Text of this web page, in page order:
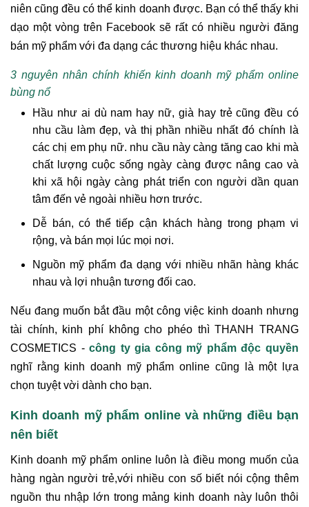
niên cũng đều có thể kinh doanh được. Bạn có thể thấy khi
dạo một vòng trên Facebook sẽ rất có nhiều người đăng
bán mỹ phẩm với đa dạng các thương hiệu khác nhau.
3 nguyên nhân chính khiến kinh doanh mỹ phẩm online
bùng nổ
Hầu như ai dù nam hay nữ, già hay trẻ cũng đều có
nhu cầu làm đẹp, và thị phần nhiều nhất đó chính là
các chị em phụ nữ. nhu cầu này càng tăng cao khi mà
chất lượng cuộc sống ngày càng được nâng cao và
khi xã hội ngày càng phát triển con người dần quan
tâm đến vẻ ngoài nhiều hơn trước.
Dễ bán, có thể tiếp cận khách hàng trong phạm vi
rộng, và bán mọi lúc mọi nơi.
Nguồn mỹ phẩm đa dạng với nhiều nhãn hàng khác
nhau và lợi nhuận tương đối cao.
Nếu đang muốn bắt đầu một công việc kinh doanh nhưng
tài chính, kinh phí không cho phéo thì THANH TRANG
COSMETICS -công ty gia công mỹ phẩm độc quyền
nghĩ rằng kinh doanh mỹ phẩm online cũng là một lựa
chọn tuyệt vời dành cho bạn.
Kinh doanh mỹ phẩm online và những điều bạn
nên biết
Kinh doanh mỹ phẩm online luôn là điều mong muốn của
hàng ngàn người trẻ,với nhiều con số biết nói cộng thêm
nguồn thu nhập lớn trong mảng kinh doanh này luôn thôi